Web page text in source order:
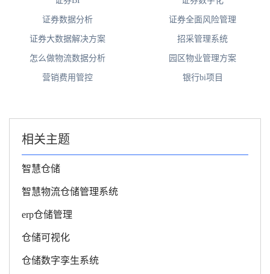
证券数据分析 证券全面风险管理
证券大数据解决方案 招采管理系统
怎么做物流数据分析 园区物业管理方案
营销费用管控 银行bi项目
相关主题
智慧仓储
智慧物流仓储管理系统
erp仓储管理
仓储可视化
仓储数字孪生系统